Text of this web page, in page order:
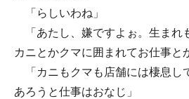
「らしいわね」
「あたし、嫌ですよぉ。生まれ
カニとかクマに囲まれてお仕事と
「カニもクマも店舗には棲息し
あろうと仕事はおなじ」